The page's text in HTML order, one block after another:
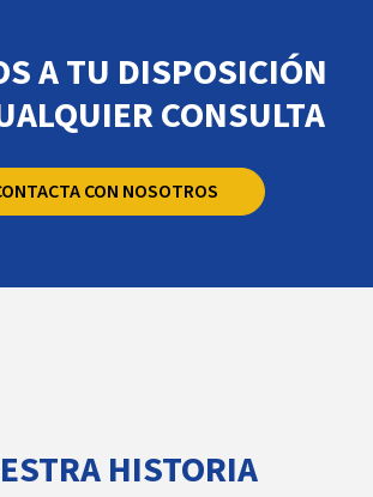
A TU DISPOSICIÓN
CONSULTA
CON NOSOTROS
HISTORIA